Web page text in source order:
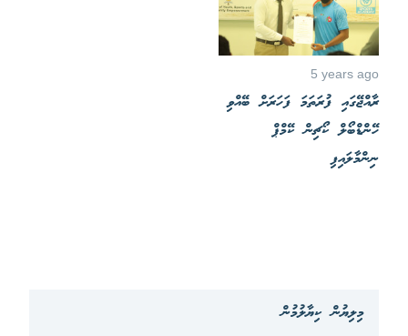
5 years ago
ރާއްޖޭގައި ފުރަތަމަ ފަހަރަށް ބޭއްވި
ހޭންޑްބޯލް ކޯޗިން ކޭމްޕް
ނިންމާލައިފި
މިލިޔުން ކިޔާލުމުން